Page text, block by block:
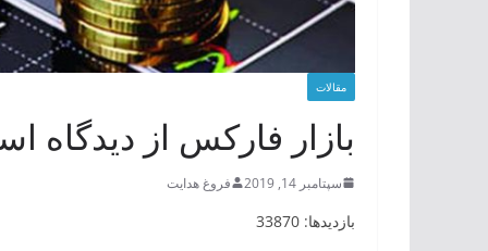
مقالات
بازار فارکس از دیدگاه
سپتامبر 14, 2019 فروغ هدایت
بازدیدها: 33870